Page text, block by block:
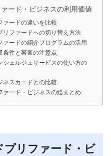
ード・ビジネスの利用価値
ァードの違いを比較
リファードへの切り替え方法
ァードの紹介プログラムの活用
条件と審査の注意点
シェルジュサービスの使い方の
ネスカードとの比較
ァード・ビジネスの総まとめ
プリファード・ビ